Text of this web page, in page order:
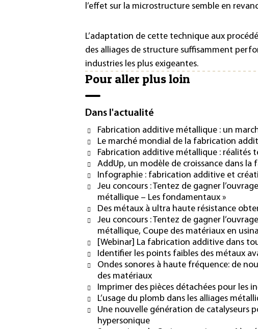
l’effet sur la microstructure semble en
L’adaptation de cette technique aux
des alliages de structure suffisamment
industries les plus exigeantes.
Pour aller plus loin
Dans l'actualité
Fabrication additive métallique : un
Le marché mondial de la fabrication
Fabrication additive métallique : réalités
AddUp, un modèle de croissance dans
Infographie : fabrication additive et
Jeu concours : Tentez de gagner
métallique – Les fondamentaux »
Des métaux à ultra haute résistance
Jeu concours : Tentez de gagner
métallique, Coupe des matériaux en
[Webinar] La fabrication additive dans
Identifier les points faibles des métaux
Ondes sonores à haute fréquence: de
des matériaux
Imprimer des pièces détachées pour les
L’usage du plomb dans les alliages
Une nouvelle génération de catalyseurs
hypersonique